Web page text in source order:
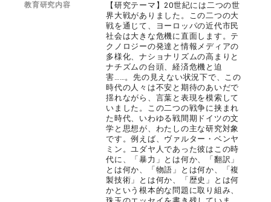
教育研究内容
【研究テーマ】20世紀には二つの世
界大戦がありました。この二つの大
戦を通じて、ヨーロッパの近代市民
社会は大きな危機に直面します。テ
クノロジーの発達と情報メディアの
多様化、ナショナリズムの高まりと
ナチズムの台頭、経済危機と迫
害……。先の見えない状況下で、この
時代の人々は不安と期待のあいだで
揺れながら、言葉と表現を模索して
いました。この二つの戦争に挟まれ
た時代、いわゆる戦間期ドイツの文
学と思想が、わたしの主な研究対象
です。例えば、ヴァルター・ベンヤ
ミン。ユダヤ人であった彼はこの時
代に、「暴力」とは何か、「翻訳」
とは何か、「物語」とは何か、「複
製技術」とは何か、「歴史」とは何
かという根本的な問題に取り組み、